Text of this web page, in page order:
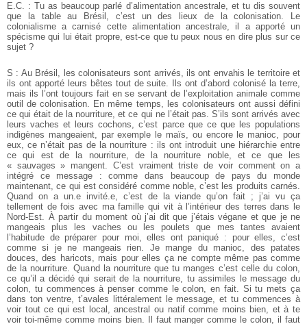
E.C. : Tu as beaucoup parlé d’alimentation ancestrale, et tu dis souvent
que la table au Brésil, c’est un des lieux de la colonisation. Le
colonialisme a carnisé cette alimentation ancestrale, il a apporté un
spécisme qui lui était propre, est-ce que tu peux nous en dire plus sur ce
sujet ?
S : Au Brésil, les colonisateurs sont arrivés, ils ont envahis le territoire et
ils ont apporté leurs bêtes tout de suite. Ils ont d’abord colonisé la terre,
mais ils l’ont toujours fait en se servant de l’exploitation animale comme
outil de colonisation. En même temps, les colonisateurs ont aussi défini
ce qui était de la nourriture, et ce qui ne l’était pas. S’ils sont arrivés avec
leurs vaches et leurs cochons, c’est parce que ce que les populations
indigènes mangeaient, par exemple le maïs, ou encore le manioc, pour
eux, ce n’était pas de la nourriture : ils ont introduit une hiérarchie entre
ce qui est de la nourriture, de la nourriture noble, et ce que les
« sauvages » mangent. C’est vraiment triste de voir comment on a
intégré ce message : comme dans beaucoup de pays du monde
maintenant, ce qui est considéré comme noble, c’est les produits carnés.
Quand on a un.e invité.e, c’est de la viande qu’on fait ; j’ai vu ça
tellement de fois avec ma famille qui vit à l’intérieur des terres dans le
Nord-Est. À partir du moment où j’ai dit que j’étais végane et que je ne
mangeais plus les vaches ou les poulets que mes tantes avaient
l’habitude de préparer pour moi, elles ont paniqué : pour elles, c’est
comme si je ne mangeais rien. Je mange du manioc, des patates
douces, des haricots, mais pour elles ça ne compte même pas comme
de la nourriture. Quand la nourriture que tu manges c’est celle du colon,
ce qu’il a décidé qui serait de la nourriture, tu assimiles le message du
colon, tu commences à penser comme le colon, en fait. Si tu mets ça
dans ton ventre, t’avales littéralement le message, et tu commences à
voir tout ce qui est local, ancestral ou natif comme moins bien, et à te
voir toi-même comme moins bien. Il faut manger comme le colon, il faut